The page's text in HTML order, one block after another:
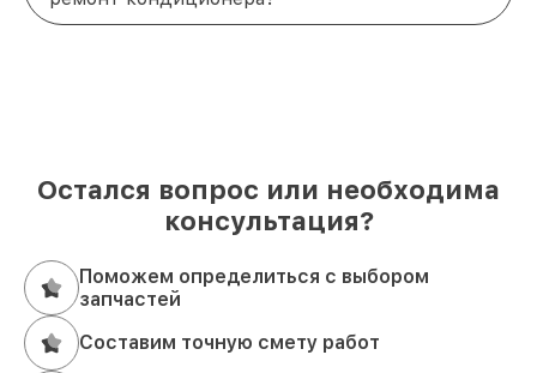
Остался вопрос или необходима
консультация?
Поможем определиться с выбором
запчастей
Составим точную смету работ